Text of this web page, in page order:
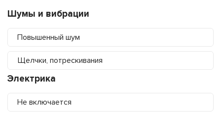
Шумы и вибрации
Повышенный шум
Щелчки, потрескивания
Электрика
Не включается